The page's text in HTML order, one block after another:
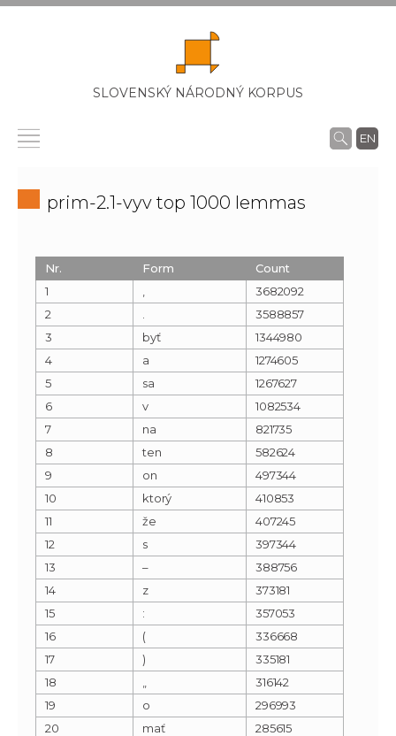
SLOVENSKÝ NÁRODNÝ KORPUS
EN
prim-2.1-vyv top 1000 lemmas
Nr. Form
Count
1
3682092
2
3588857
3
byť
1344980
4
a
1274605
5
sa
1267627
6
v
1082534
7
na
821735
8
ten
582624
9
on
497344
10
ktorý
410853
11
že
407245
12
s
397344
13
–
388756
14
z
373181
15
:
357053
16
(
336668
17
)
335181
18
316142
19
o
296993
20
mať
285615